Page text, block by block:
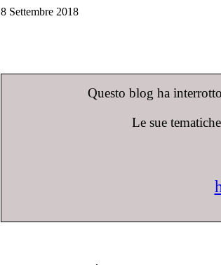
8 Settembre 2018
Questo blog ha
Le sue